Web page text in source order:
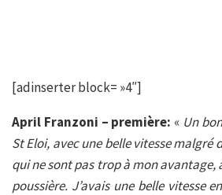
[adinserter block= »4″]
April Franzoni – première: « Un
St Eloi, avec une belle vitesse malgré
qui ne sont pas trop à mon avantage,
poussière. J’avais une belle vitesse